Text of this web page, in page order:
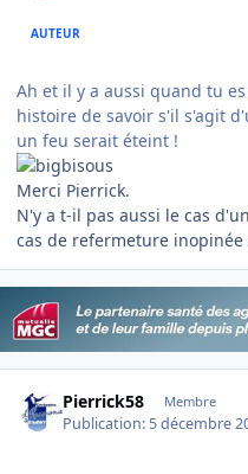
AUTEUR
Ah et il y a aussi quand tu
histoire de savoir s'il s'agit
un feu serait éteint !
Merci Pierrick.
N'y a t-il pas aussi le cas
cas de refermeture inopinée
Pierrick58 Membre
Publication: 5 décembre